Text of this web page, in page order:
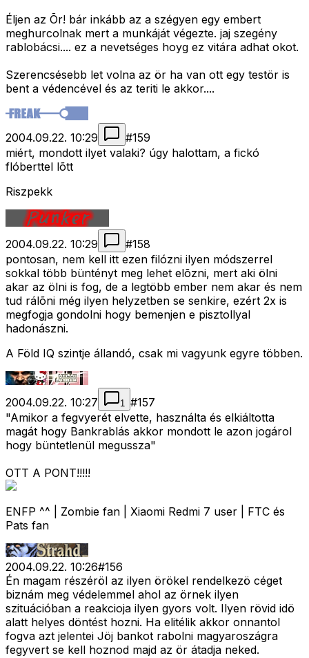
Éljen az Õr! bár inkább az a szégyen egy embert
meghurcolnak mert a munkáját végezte. jaj szegény
rablobácsi.... ez a nevetséges hoyg ez vitára adhat okot.
Szerencsésebb let volna az ör ha van ott egy testör is
bent a védencével és az teriti le akkor....
2004.09.22. 10:29 #159
miért, mondott ilyet valaki? úgy halottam, a fickó
flóberttel lõtt
Riszpekk
2004.09.22. 10:29 #158
pontosan, nem kell itt ezen filózni ilyen módszerrel
sokkal több büntényt meg lehet elõzni, mert aki ölni
akar az ölni is fog, de a legtöbb ember nem akar és nem
tud rálõni még ilyen helyzetben se senkire, ezért 2x is
megfogja gondolni hogy bemenjen e pisztollyal
hadonászni.
A Föld IQ szintje állandó, csak mi vagyunk egyre többen.
2004.09.22. 10:27 1 #157
"Amikor a fegvyerét elvette, használta és elkiáltotta
magát hogy Bankrablás akkor mondott le azon jogárol
hogy büntetlenül megussza"
OTT A PONT!!!!!
ENFP ^^ | Zombie fan | Xiaomi Redmi 7 user | FTC és
Pats fan
2004.09.22. 10:26#156
Én magam részéröl az ilyen örökel rendelkezö céget
biznám meg védelemmel ahol az örnek ilyen
szituációban a reakcioja ilyen gyors volt. Ilyen rövid idö
alatt helyes döntést hozni. Ha elitélik akkor onnantol
fogva azt jelentei Jöj bankot rabolni magyaroszágra
fegyvert se kell hoznod majd az ör átadja neked.